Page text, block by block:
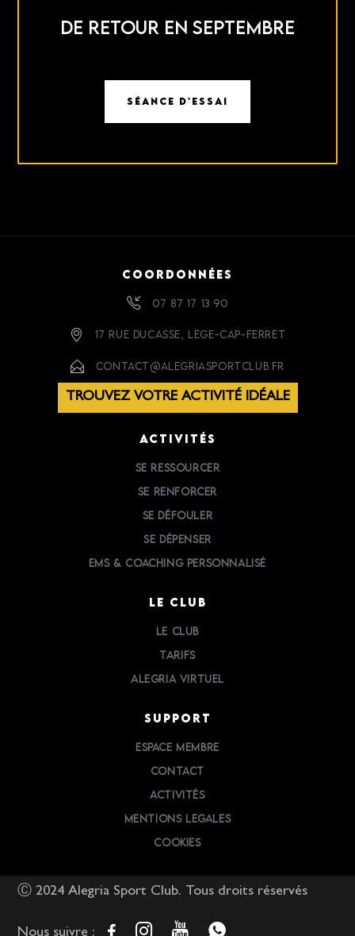
DE RETOUR EN SEPTEMBRE
SÉANCE D'ESSAI
COORDONNÉES
07 87 17 13 90
17 RUE DUCASSE, LEGE-CAP-FERRET
CONTACT@ALEGRIASPORTCLUB.FR
TROUVEZ VOTRE ACTIVITÉ IDÉALE
ACTIVITÉS
SE RESSOURCER
SE RENFORCER
SE DÉFOULER
SE DÉPENSER
EMS & COACHING PERSONNALISÉ
LE CLUB
LE CLUB
TARIFS
ALEGRIA VIRTUEL
SUPPORT
ESPACE MEMBRE
CONTACT
ACTIVITÉS
MENTIONS LEGALES
COOKIES
Ⓒ 2024 Alegria Sport Club. Tous droits réservés